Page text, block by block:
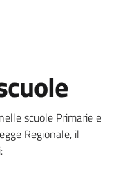
scuole Primarie e
Regionale, il